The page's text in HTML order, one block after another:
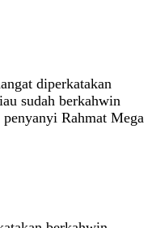
diperkatakan
sudah berkahwin
Rahmat Mega